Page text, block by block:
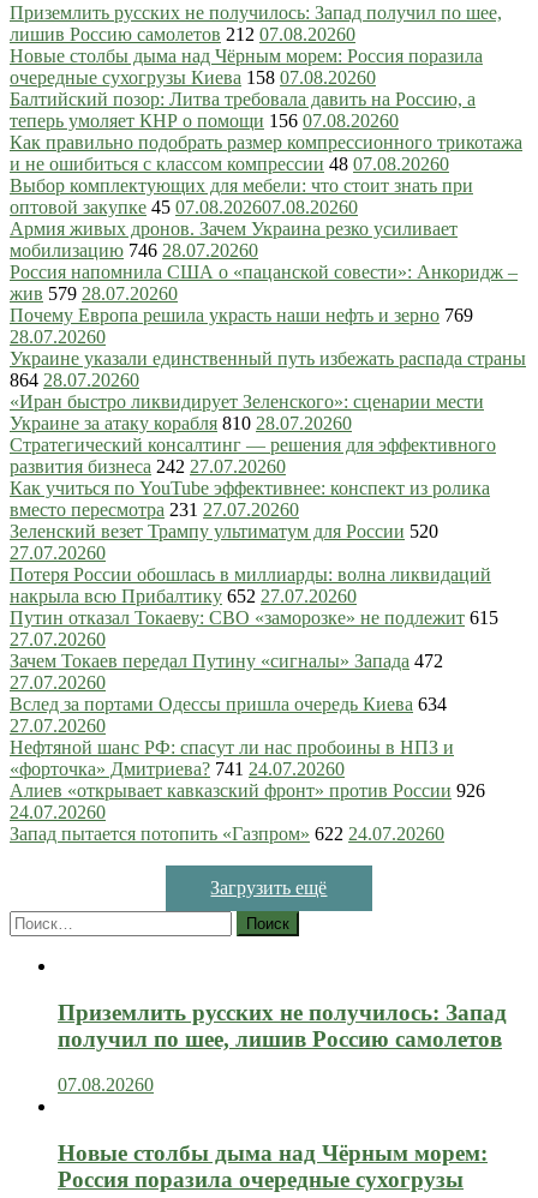
Приземлить русских не получилось: Запад получил по шее,
лишив Россию самолетов 212 07.08.20260
Новые столбы дыма над Чёрным морем: Россия поразила
очередные сухогрузы Киева 158 07.08.20260
Балтийский позор: Литва требовала давить на Россию, а
теперь умоляет КНР о помощи 156 07.08.20260
Как правильно подобрать размер компрессионного трикотажа
и не ошибиться с классом компрессии 48 07.08.20260
Выбор комплектующих для мебели: что стоит знать при
оптовой закупке 45 07.08.202607.08.20260
Армия живых дронов. Зачем Украина резко усиливает
мобилизацию 746 28.07.20260
Россия напомнила США о «пацанской совести»: Анкоридж –
жив 579 28.07.20260
Почему Европа решила украсть наши нефть и зерно 769
28.07.20260
Украине указали единственный путь избежать распада страны
864 28.07.20260
«Иран быстро ликвидирует Зеленского»: сценарии мести
Украине за атаку корабля 810 28.07.20260
Стратегический консалтинг — решения для эффективного
развития бизнеса 242 27.07.20260
Как учиться по YouTube эффективнее: конспект из ролика
вместо пересмотра 231 27.07.20260
Зеленский везет Трампу ультиматум для России 520
27.07.20260
Потеря России обошлась в миллиарды: волна ликвидаций
накрыла всю Прибалтику 652 27.07.20260
Путин отказал Токаеву: СВО «заморозке» не подлежит 615
27.07.20260
Зачем Токаев передал Путину «сигналы» Запада 472
27.07.20260
Вслед за портами Одессы пришла очередь Киева 634
27.07.20260
Нефтяной шанс РФ: спасут ли нас пробоины в НПЗ и
«форточка» Дмитриева? 741 24.07.20260
Алиев «открывает кавказский фронт» против России 926
24.07.20260
Запад пытается потопить «Газпром» 622 24.07.20260
Загрузить ещё
Найти:
Приземлить русских не получилось: Запад
получил по шее, лишив Россию самолетов
07.08.20260
Новые столбы дыма над Чёрным морем:
Россия поразила очередные сухогрузы